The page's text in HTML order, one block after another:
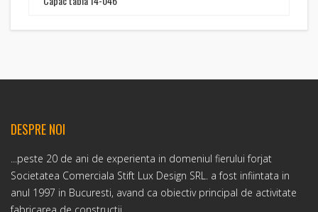
DESPRE NOI
...peste 20 de ani de experienta in domeniul fierului forjat
Societatea Comerciala Stift Lux Design SRL. a fost infiintata in
anul 1997 in Bucuresti, avand ca obiectiv principal de activitate